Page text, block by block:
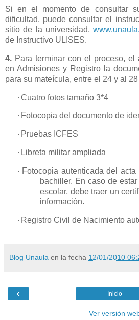
Si en el momento de consultar
dificultad, puede consultar el
sitio de la universidad,
de Instructivo ULISES.
4. Para terminar con el proceso, el
en Admisiones y Registro la
para su mateícula, entre el 24 y al
·Cuatro fotos tamaño 3*4
· Fotocopia del documento de
· Pruebas ICFES
· Libreta militar ampliada
· Fotocopia autenticada del
bachiller. En caso de
escolar, debe traer un
información.
· Registro Civil de Nacimiento
Blog Unaula en la fecha 12/01/2010
‹ Inicio
Ver versión